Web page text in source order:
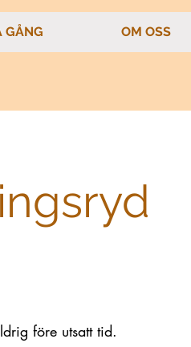
GÅNG OM OSS
före utsatt tid.